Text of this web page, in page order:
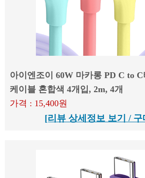
아이엔조이 60W 마카롱 PD C to
케이블 혼합색 4개입, 2m, 4개
가격 : 15,400원
[리뷰 상세정보 보기 / 구